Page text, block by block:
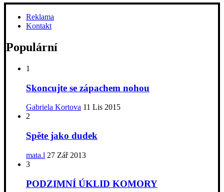
Reklama
Kontakt
Populární
1
Skoncujte se zápachem nohou
Gabriela Kortova 11 Lis 2015
2
Spěte jako dudek
mata.l 27 Zář 2013
3
PODZIMNÍ ÚKLID KOMORY